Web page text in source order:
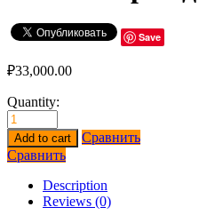
Save
₽33,000.00
Quantity:
Add to cart
Сравнить
Сравнить
Description
Reviews (0)